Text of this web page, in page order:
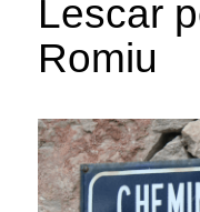
Lescar
Romiu